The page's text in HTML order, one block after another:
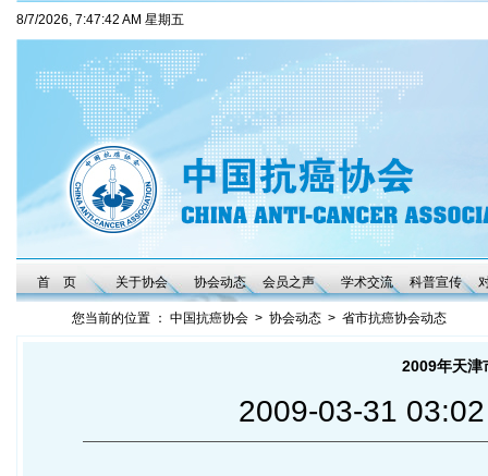
8/7/2026, 7:47:43 AM 星期五
首 页 关于协会 协会动态 会员之声 学术交流 科普宣传
您当前的位置 ： 中国抗癌协会 > 协会动态 > 省市抗癌协会动态
2009年天津
2009-03-31